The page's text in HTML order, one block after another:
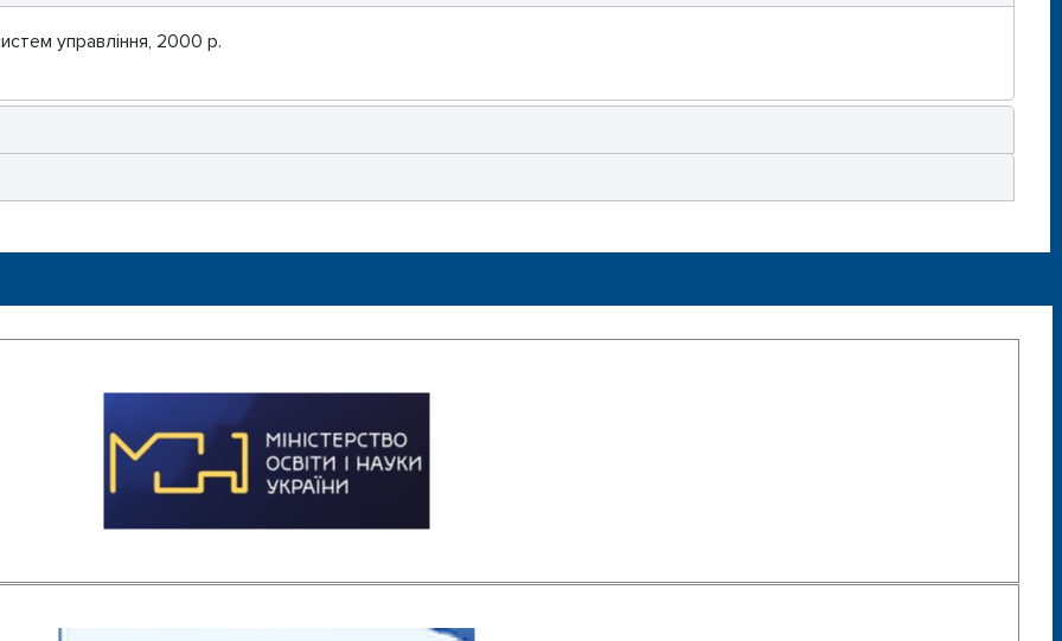
управління, 2000 р.